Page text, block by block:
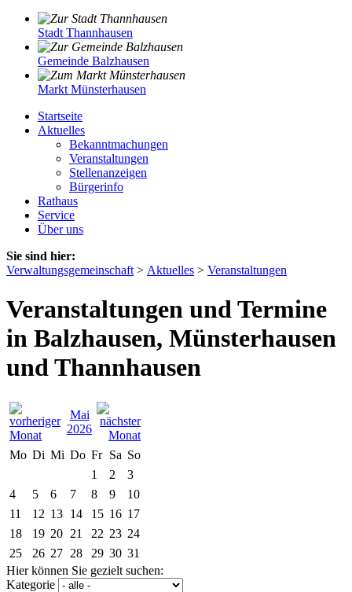
Stadt Thannhausen
Gemeinde Balzhausen
Markt Münsterhausen
Startseite
Aktuelles
Bekanntmachungen
Veranstaltungen
Stellenanzeigen
Bürgerinfo
Rathaus
Service
Über uns
Sie sind hier:
Verwaltungsgemeinschaft > Aktuelles > Veranstaltungen
Veranstaltungen und Termine
in Balzhausen, Münsterhausen
und Thannhausen
Mai
2026
Mo Di Mi Do Fr Sa So
1
2
3
4
5 6 7 8 9
10
11
12 13 14 15 16 17
18
19 20 21 22 23 24
25
26 27 28 29 30 31
Hier können Sie gezielt suchen:
Kategorie